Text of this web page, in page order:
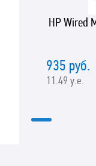
HP Wired
935 руб.
11.49 у.е.